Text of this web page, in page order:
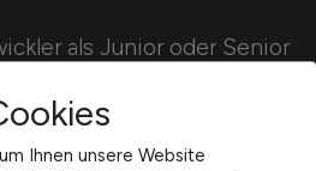
als Junior oder Senior
Ihnen unsere Website